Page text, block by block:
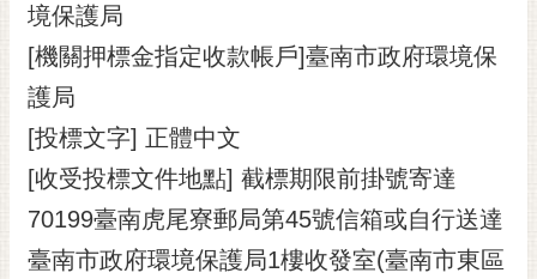
境保護局
[機關押標金指定收款帳戶]臺南市政府環境保
護局
[投標文字] 正體中文
[收受投標文件地點] 截標期限前掛號寄達
70199臺南虎尾寮郵局第45號信箱或自行送達
臺南市政府環境保護局1樓收發室(臺南市東區